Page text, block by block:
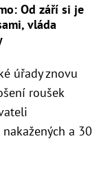
Od září si je
vláda
úřady znovu
roušek
a 30